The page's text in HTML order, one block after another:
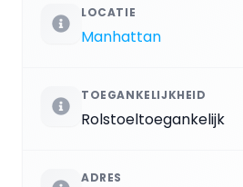
LOCATIE
Manhattan
TOEGANKELIJKHEID
Rolstoeltoegankelijk
ADRES